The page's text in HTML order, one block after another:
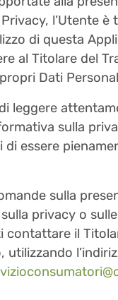
l’Utente è
di questa
al Titolare del
Dati
leggere
sulla
di essere
sulla
privacy o
contattare il